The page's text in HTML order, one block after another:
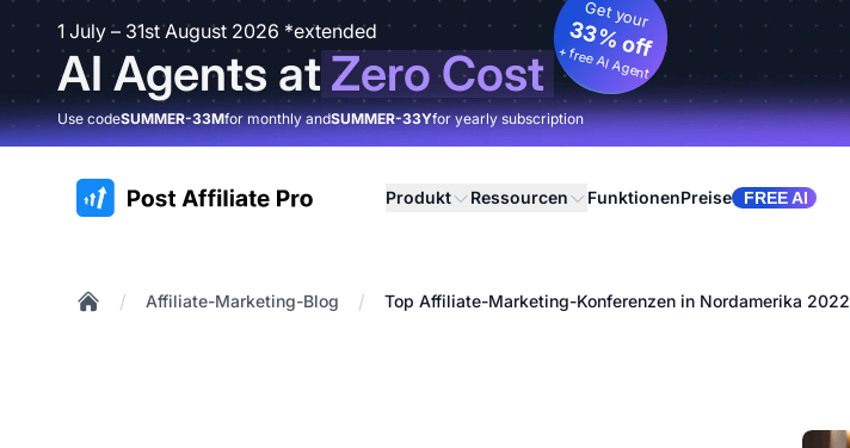
1 July – 31st August 2026 *extended
AI Agents atZero Cost
Get your
33% off
+ free AI Agent
Use codeSUMMER-33Mfor monthly andSUMMER-33Yfor yearly subscription
:site.title Produkt Ressourcen FunktionenPreise FREE AI
/ Affiliate-Marketing-Blog / Top Affiliate-Marketing-Konferenzen in Nordamerika 2022